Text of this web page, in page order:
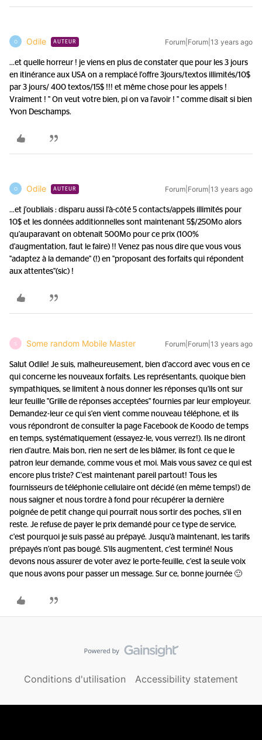
O Odile AUTEUR Forum|Forum|13 years ago
...et quelle horreur ! je viens en plus de constater que pour les 3 jours
en itinérance aux USA on a remplacé l'offre 3jours/textos illimités/10$
par 3 jours/ 400 textos/15$ !!! et même chose pour les appels !
Vraiment ! " On veut votre bien, pi on va l'avoir ! " comme disait si bien
Yvon Deschamps.
O Odile AUTEUR Forum|Forum|13 years ago
...et j'oubliais : disparu aussi l'à-côté 5 contacts/appels illimités pour
10$ et les données additionnelles sont maintenant 5$/250Mo alors
qu'auparavant on obtenait 500Mo pour ce prix (100%
d'augmentation, faut le faire) !! Venez pas nous dire que vous vous
"adaptez à la demande" (!) en "proposant des forfaits qui répondent
aux attentes"(sic) !
S Some random Mobile Master Forum|Forum|13 years ago
Salut Odile! Je suis, malheureusement, bien d'accord avec vous en ce
qui concerne les nouveaux forfaits. Les représentants, quoique bien
sympathiques, se limitent à nous donner les réponses qu'ils ont sur
leur feuille "Grille de réponses acceptées" fournies par leur employeur.
Demandez-leur ce qui s'en vient comme nouveau téléphone, et ils
vous répondront de consulter la page Facebook de Koodo de temps
en temps, systématiquement (essayez-le, vous verrez!). Ils ne diront
rien d'autre. Mais bon, rien ne sert de les blâmer, ils font ce que le
patron leur demande, comme vous et moi. Mais vous savez ce qui est
encore plus triste? C'est maintenant pareil partout! Tous les
fournisseurs de téléphonie cellulaire ont décidé (en même temps!) de
nous saigner et nous tordre à fond pour récupérer la dernière
poignée de petit change qui pourrait nous sortir des poches, s'il en
reste. Je refuse de payer le prix demandé pour ce type de service,
c'est pourquoi je suis passé au prépayé. Jusqu'à maintenant, les tarifs
prépayés n'ont pas bougé. S'ils augmentent, c'est terminé! Nous
devons nous assurer de voter avez le porte-feuille, c'est la seule voix
que nous avons pour passer un message. Sur ce, bonne journée 🙂
Conditions d'utilisation Accessibility statement